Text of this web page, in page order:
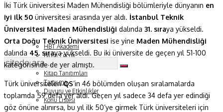
Teknoyaşam
Fazlası
HBT Akademi
Bilim Çocuk
Soru ve Yanıt
Kitap Tanıtımları
Tartışma
Duyuru ve Etkinlikler
Konu Listesi
İki Türk üniversitesi Maden Mühendisliği bölümleriyle dünyanın en
iyi ilk 50 üniversitesi arasında yer aldı. İstanbul Teknik
Üniversitesi Maden Mühendisliği dalında 31. sıraya yükseldi.
Orta Doğu Teknik Üniversitesi ise yine Maden Mühendisliği
dalında 45. sıraya yükseldi. Bu iki üniversite de geçen yıl 51-100
kategorisinde de yer almıştı.
Türk üniversiteleriQS’in 46 bölümden oluşan sıralamalarda
toplamda 59 defa yer aldı. Geçen yıl sadece 34 defa yer edindiği
göz önüne alınırsa, bu yıl ilk 50’ye girmek Türk üniversiteleri için